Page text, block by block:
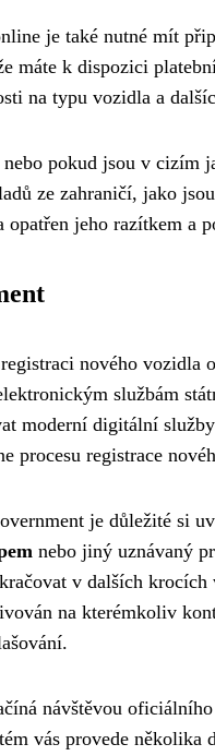
je také nutné mít
máte k dispozici
na typu vozidla a
pokud jsou v cizím
ze zahraničí, jako
jeho razítkem a
nového
službám
moderní digitální
procesu registrace
je důležité si
nebo jiný uznávaný
v dalších
na kterémkoliv
návštěvou
vás provede